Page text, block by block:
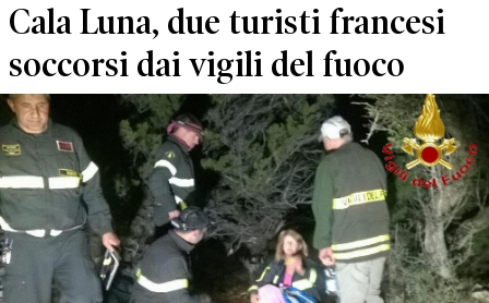
Cala Luna, due turisti francesi
soccorsi dai vigili del fuoco